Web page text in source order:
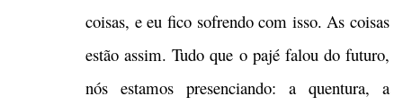
coisas, e eu fico sofrendo com isso. As coisas
estão assim. Tudo que o pajé falou do futuro,
nós estamos presenciando: a quentura, a